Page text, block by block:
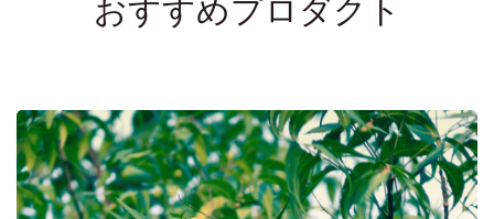
おすすめプロダクト